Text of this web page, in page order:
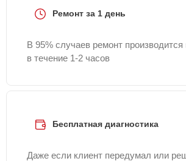
Ремонт за 1 день
В 95% случаев ремонт производится
в течение 1-2 часов
Бесплатная диагностика
Даже если клиент передумал или